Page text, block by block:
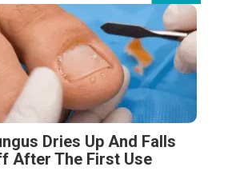
Dries Up And Falls
After The First Use